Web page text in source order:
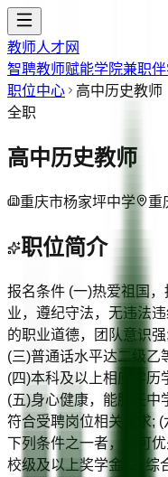
教师人才网
智聘教师赋能学院兼职
职位中心
高中历史教师
全职
高中历史教师
重庆市杨家坪中学 重
职位简介
报名条件 (一)热爱祖国
业，遵纪守法，无违法
的职业道德，团队意识
(三)普通话水平达二级乙
(四)本科及以上相应学历
(五)身心健康，能胜任中
符合受聘岗位相关要求;
下列条件之一者，均可
校级及以上奖学金; 2. 综